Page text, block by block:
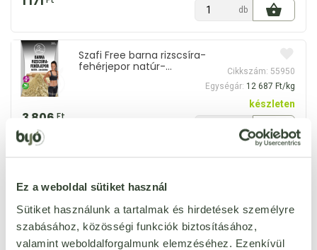
Ez a weboldal sütiket használ
Sütiket használunk a tartalmak és hirdetések személyre
szabásához, közösségi funkciók biztosításához,
valamint weboldalforgalmunk elemzéséhez. Ezenkívül
db
Szafi Free barna rizscsíra-
fehérjepor natúr-
Cikkszám: 55950
Egységár: 12 687 Ft/kg
3 806 Ft
készleten
db
fehérjepor 250 g
973Ft
db